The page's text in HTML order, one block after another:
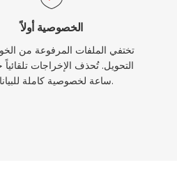
الخصوصية أولاً
تختفي الملفات المرفوعة من
ساعة لخصوصية كاملة للبيانات.